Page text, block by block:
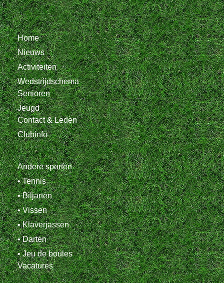
Home
Nieuws
Activiteiten
Wedstrijdschema
Senioren
Jeugd
Contact & Leden
Clubinfo
Andere sporten
• Tennis
• Biljarten
• Vissen
• Klaverjassen
• Darten
• Jeu de boules
Vacatures